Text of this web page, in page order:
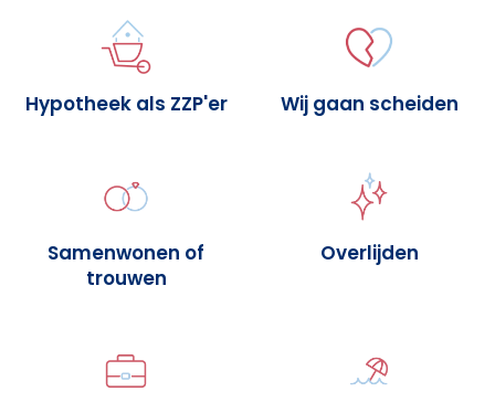
Hypotheek als ZZP'er Wij gaan scheiden
Samenwonen of
trouwen
Overlijden